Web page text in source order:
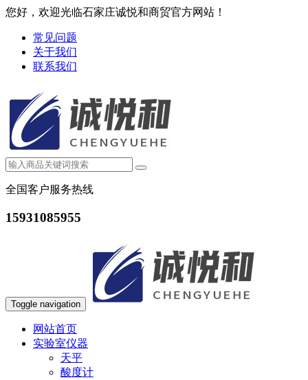
您好，欢迎光临石家庄诚悦和商贸官方网站！
常见问题
关于我们
联系我们
全国客户服务热线
15931085955
Toggle navigation
网站首页
实验室仪器
天平
酸度计